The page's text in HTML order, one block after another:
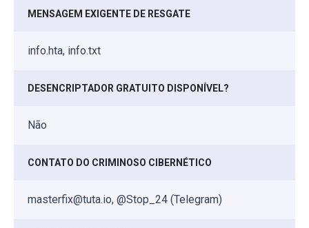
MENSAGEM EXIGENTE DE RESGATE
info.hta, info.txt
DESENCRIPTADOR GRATUITO DISPONÍVEL?
Não
CONTATO DO CRIMINOSO CIBERNÉTICO
masterfix@tuta.io, @Stop_24 (Telegram)